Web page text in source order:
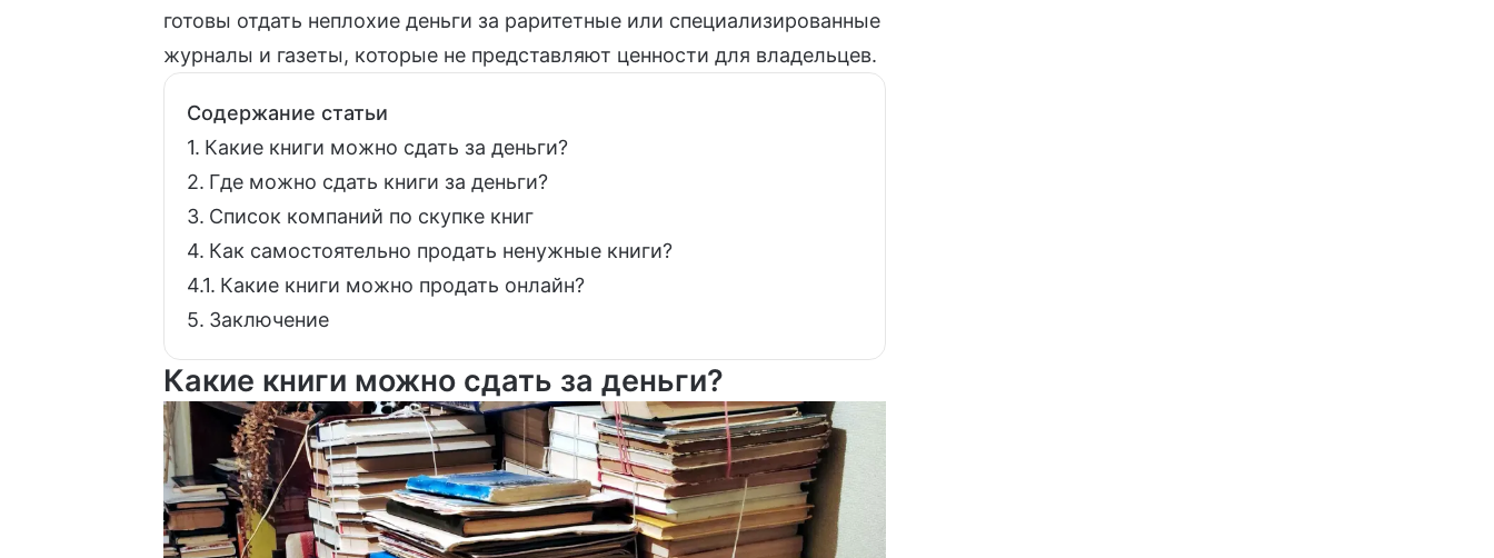
готовы отдать неплохие деньги за раритетные или специализированные
журналы и газеты, которые не представляют ценности для владельцев.
Содержание статьи
Какие книги можно сдать за деньги?
Где можно сдать книги за деньги?
Список компаний по скупке книг
Как самостоятельно продать ненужные книги?
Какие книги можно продать онлайн?
Заключение
Какие книги можно сдать за деньги?